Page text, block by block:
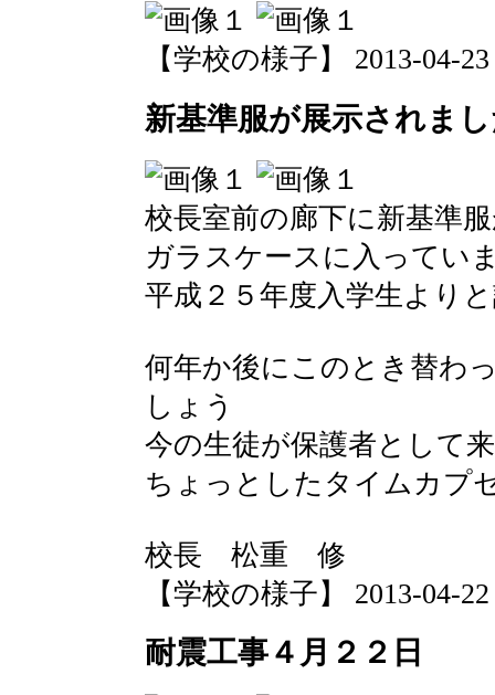
【学校の様子】 2013-04-
新基準服が展示されま
校長室前の廊下に新基準
ガラスケースに入ってい
平成２５年度入学生より
何年か後にこのとき替わ
しょう
今の生徒が保護者として
ちょっとしたタイムカプ
校長 松重 修
【学校の様子】 2013-04-
耐震工事４月２２日